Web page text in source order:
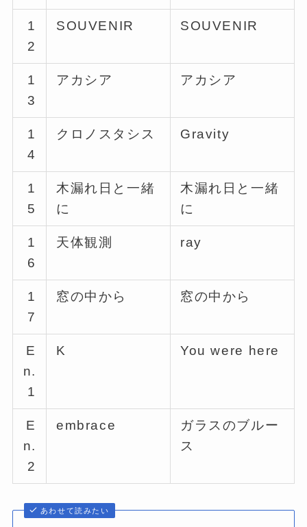
1
2
SOUVENIR SOUVENIR
1
3
アカシア アカシア
1
4
クロノスタシス Gravity
1
5
木漏れ日と一緒
に
木漏れ日と一緒
に
1
6
天体観測 ray
1
7
窓の中から 窓の中から
E
n.
1
K You were here
E
n.
2
embrace
ガラスのブルー
ス
あわせて読みたい